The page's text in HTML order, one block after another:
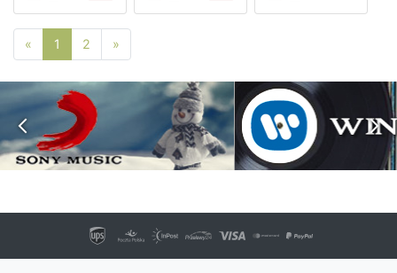
« Poprzednia strona
1 2 »